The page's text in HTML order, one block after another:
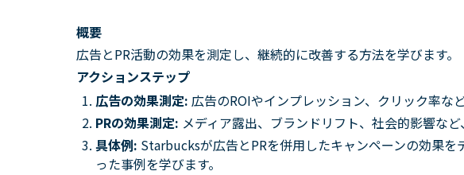
概要
広告とPR活動の効果を測定し、継続的に改善する方法を学びます。
アクションステップ
広告の効果測定: 広告のROIやインプレッション、クリック率な
PRの効果測定: メディア露出、ブランドリフト、社会的影響など
具体例: Starbucksが広告とPRを併用したキャンペーンの効果
った事例を学びます。